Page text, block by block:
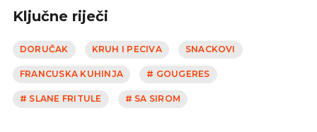
Ključne riječi
DORUČAK KRUH I PECIVA SNACKOVI
FRANCUSKA KUHINJA # GOUGERES
# SLANE FRITULE # SA SIROM